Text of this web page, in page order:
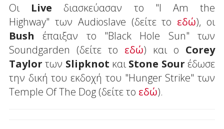
Οι Live διασκεύασαν το "I Am the
Highway" των Audioslave (δείτε το εδώ), οι
Bush έπαιξαν το "Black Hole Sun" των
Soundgarden (δείτε το εδώ) και ο Corey
Taylor των Slipknot καιStone Sour έδωσε
την δική του εκδοχή του "Hunger Strike" των
Temple Of The Dog (δείτε το εδώ).